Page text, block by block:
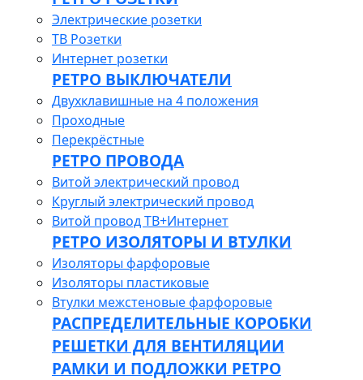
Электрические розетки
ТВ Розетки
Интернет розетки
РЕТРО ВЫКЛЮЧАТЕЛИ
Двухклавишные на 4 положения
Проходные
Перекрёстные
РЕТРО ПРОВОДА
Витой электрический провод
Круглый электрический провод
Витой провод ТВ+Интернет
РЕТРО ИЗОЛЯТОРЫ И ВТУЛКИ
Изоляторы фарфоровые
Изоляторы пластиковые
Втулки межстеновые фарфоровые
РАСПРЕДЕЛИТЕЛЬНЫЕ КОРОБКИ
РЕШЕТКИ ДЛЯ ВЕНТИЛЯЦИИ
РАМКИ И ПОДЛОЖКИ РЕТРО